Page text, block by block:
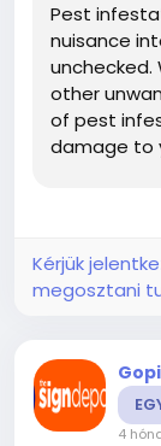
Pest
nuisance
unchecked.
other
of pest
damage to
Kérjük
megosztani
4